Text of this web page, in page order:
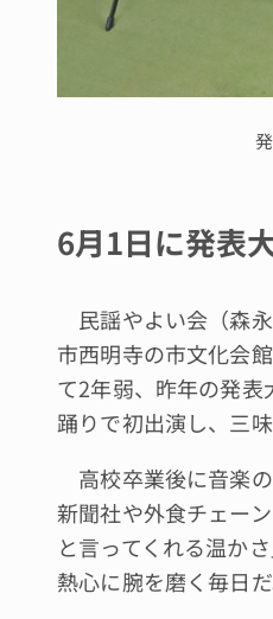
6月1日に発表
民謡やよい会（森
市西明寺の市文化会
て2年弱、昨年の発
踊りで初出演し、三
高校卒業後に音楽
新聞社や外食チェー
と言ってくれる温か
熱心に腕を磨く毎日だ